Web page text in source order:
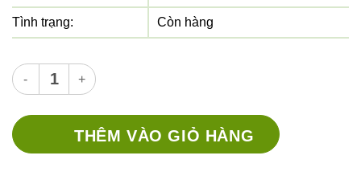
Tình trạng: Còn hàng
Cotripro gel số lượng
THÊM VÀO GIỎ HÀNG